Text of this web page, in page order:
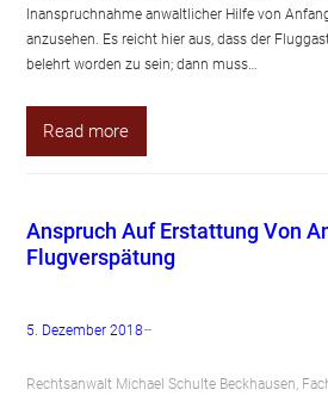
Inanspruchnahme anwaltlicher Hilfe von
anzusehen. Es reicht hier aus, dass der
belehrt worden zu sein; dann muss…
Read more
Anspruch Auf Erstattung Von
Flugverspätung
5. Dezember 2018–
Rechtsanwalt Michael Schulte Beckhausen,